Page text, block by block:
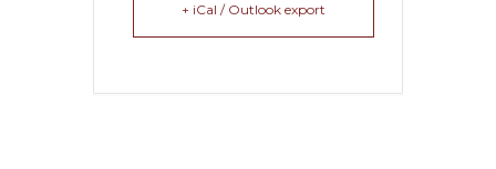
+ iCal / Outlook export